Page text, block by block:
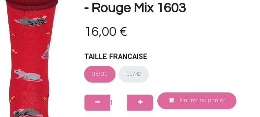
- Rouge Mix 1603
16,00 €
TAILLE FRANCAISE
35/38 39/42
Ajouter au panier